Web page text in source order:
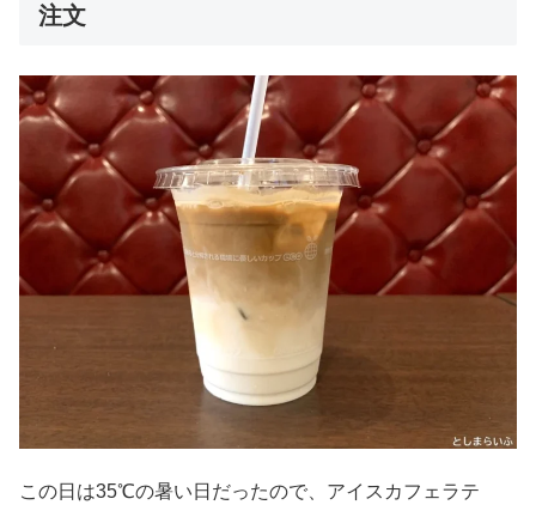
注文
この日は35℃の暑い日だったので、アイスカフェラテ